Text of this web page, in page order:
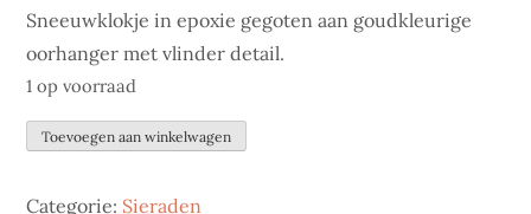
was:
€ 16,95.
is:
€ 13,95.
Sneeuwklokje in epoxie gegoten aan goudkleurige
oorhanger met vlinder detail.
1 op voorraad
Anja
Toevoegen aan winkelwagen
Categorie: Sieraden